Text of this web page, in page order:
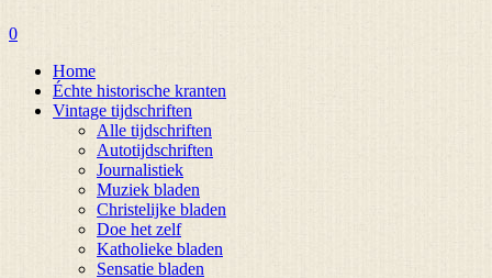
0
Home
Échte historische kranten
Vintage tijdschriften
Alle tijdschriften
Autotijdschriften
Journalistiek
Muziek bladen
Christelijke bladen
Doe het zelf
Katholieke bladen
Sensatie bladen